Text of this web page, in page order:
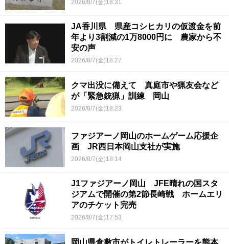
2026/8/7(金)18:31
JA香川県 県産コシヒカリの仮渡金を前
年より3割減の1万8000円に 農家から不
安の声
2026/8/7(金)18:27
クマ出没に備えて 真庭市や猟友会など
が「緊急銃猟」訓練 岡山
2026/8/7(金)18:23
ファジアーノ岡山のホームゲーム応援企
画 JR西日本岡山支社が実施
2026/8/7(金)18:14
J1ファジアーノ岡山 JFE晴れの国スタ
ジアムで開催の第2節長崎戦 ホームエリ
アのチケット完売
2026/8/7(金)17:53
岡山県倉敷市がトイレトレーラーを熊本